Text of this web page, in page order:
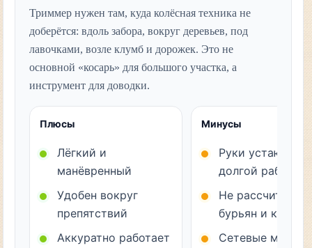
Триммер нужен там, куда колёсная техника не
доберётся: вдоль забора, вокруг деревьев, под
лавочками, возле клумб и дорожек. Это не
основной «косарь» для большого участка, а
инструмент для доводки.
Плюсы
Лёгкий и
манёвренный
Удобен вокруг
препятствий
Аккуратно работает
Минусы
Руки устают при
долгой работе
Не рассчитан на
бурьян и
Сетевые модели